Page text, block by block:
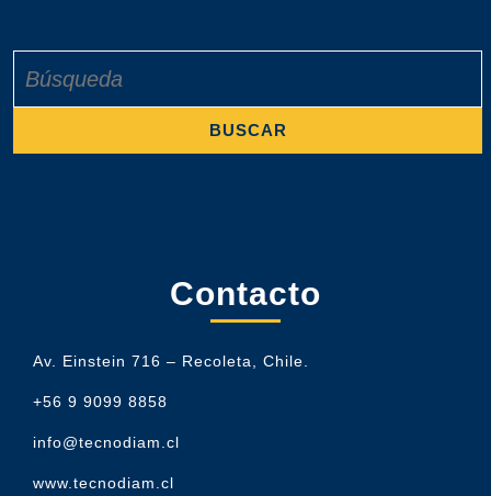
Contacto
Av. Einstein 716 – Recoleta, Chile.
+56 9 9099 8858
info@tecnodiam.cl
www.tecnodiam.cl